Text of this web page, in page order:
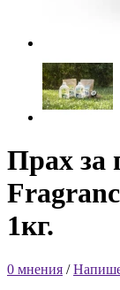
Прах за
1кг.
0 мнения /